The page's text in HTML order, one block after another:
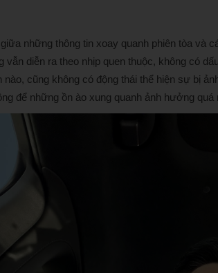
những thông tin xoay quanh phiên tòa và
vẫn diễn ra theo nhịp quen thuộc, không có
nào, cũng không có động thái thể hiện sự bị
để những ồn ào xung quanh ảnh hưởng quá